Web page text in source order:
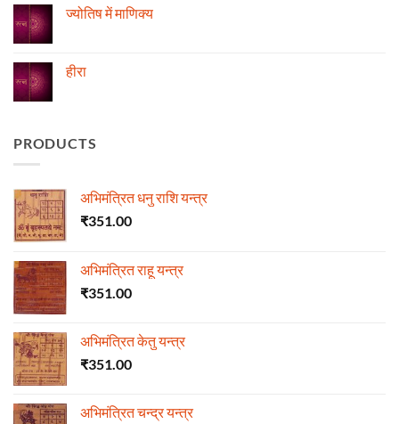
रुद्राक्ष
की
ज्योतिष में माणिक्य
ज्योतिष
मेंहीरा
PRODUCTS
अभिमंत्रित धनु राशि यन्त्र
₹351.00
अभिमंत्रित राहू यन्त्र
₹351.00
अभिमंत्रित केतु यन्त्र
₹351.00
अभिमंत्रित चन्द्र यन्त्र